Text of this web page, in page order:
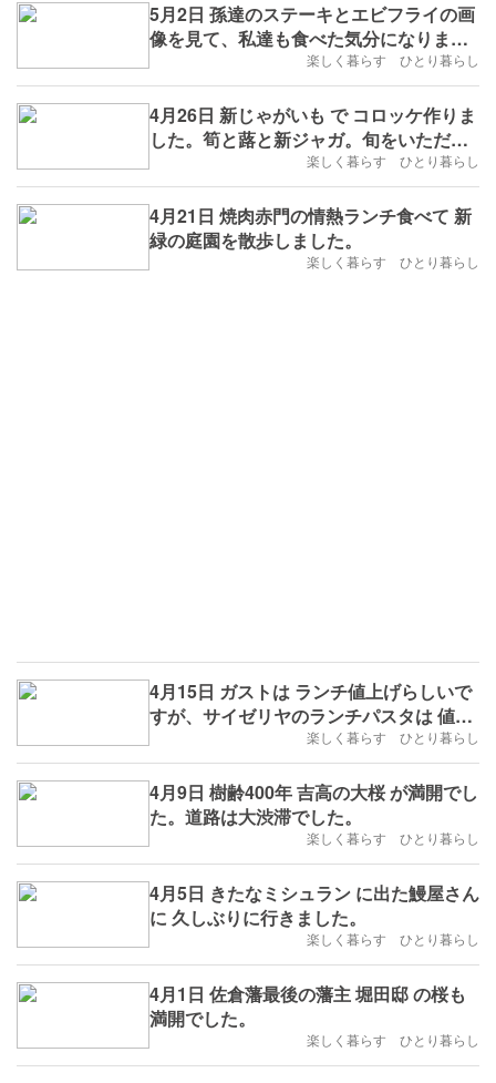
5月2日 孫達のステーキとエビフライの画
像を見て、私達も食べた気分になりまし
楽しく暮らす ひとり暮らし
4月26日 新じゃがいも で コロッケ作りま
した。筍と蕗と新ジャガ。旬をいただき
楽しく暮らす ひとり暮らし
4月21日 焼肉赤門の情熱ランチ食べて 新
緑の庭園を散歩しました。
楽しく暮らす ひとり暮らし
4月15日 ガストは ランチ値上げらしいで
すが、サイゼリヤのランチパスタは 値上
げしてませんでした。楽しく暮らす ひとり暮らし
4月9日 樹齢400年 吉高の大桜 が満開でし
た。道路は大渋滞でした。
楽しく暮らす ひとり暮らし
4月5日 きたなミシュラン に出た鰻屋さん
に 久しぶりに行きました。
楽しく暮らす ひとり暮らし
4月1日 佐倉藩最後の藩主 堀田邸 の桜も
満開でした。
楽しく暮らす ひとり暮らし